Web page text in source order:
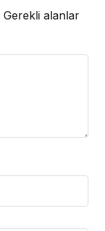
Gerekli alanlar